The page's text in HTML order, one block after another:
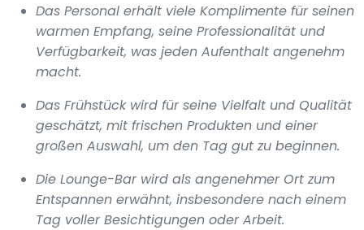
Das Personal erhält viele Komplimente für seinen
warmen Empfang, seine Professionalität und
Verfügbarkeit, was jeden Aufenthalt angenehm
macht.
Das Frühstück wird für seine Vielfalt und Qualität
geschätzt, mit frischen Produkten und einer
großen Auswahl, um den Tag gut zu beginnen.
Die Lounge-Bar wird als angenehmer Ort zum
Entspannen erwähnt, insbesondere nach einem
Tag voller Besichtigungen oder Arbeit.